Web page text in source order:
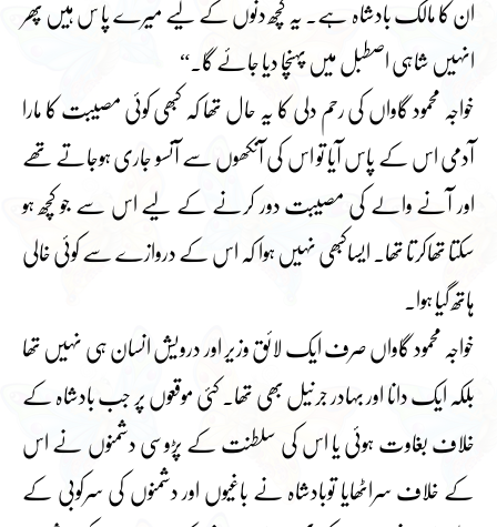
ان کا مالک بادشاہ ہے۔ یہ کچھ دنوں کے لیے میرے پا س ہیں پھر
انہیں شاہی اصطبل میں پہنچا دیا جائے گا۔“
خواجہ محمود گاواں کی رحم دلی کا یہ حال تھا کہ کبھی کوئی مصیبت کا مارا
آدمی اس کے پاس آیا تو اس کی آنکھوں سے آنسو جاری ہوجاتے تھے
اور آنے والے کی مصیبت دور کرنے کے لیے اس سے جو کچھ ہو
سکتا تھاکرتا تھا۔ ایساکبھی نہیں ہوا کہ اس کے دروازے سے کوئی خالی
ہاتھ گیا ہوا۔
خواجہ محمود گاواں صرف ایک لائق وزیر اور درویش انسان ہی نہیں تھا
بلکہ ایک دانا اور بہادر جرنیل بھی تھا۔ کئی موقعوں پر جب بادشاہ کے
خلاف بغاوت ہوئی یا اس کی سلطنت کے پڑوسی دشمنوں نے اس
کے خلاف سراٹھایا توبادشاہ نے باغیوں اور دشمنوں کی سرکوبی کے